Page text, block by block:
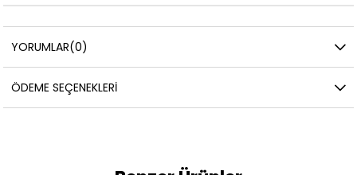
YORUMLAR(0)
ÖDEME SEÇENEKLERI